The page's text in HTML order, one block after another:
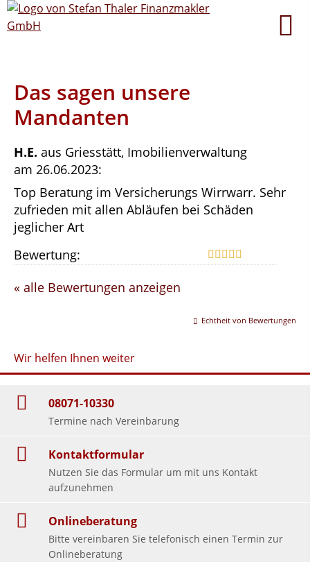
Das sagen unsere
Mandanten
H.E. aus Griesstätt, Imobilienverwaltung
am 26.06.2023:
Top Beratung im Versicherungs Wirrwarr. Sehr
zufrieden mit allen Abläufen bei Schäden
jeglicher Art
Bewertung:
« alle Bewertungen anzeigen
Echtheit von Bewertungen
Wir helfen Ihnen weiter
08071-10330
Termine nach Vereinbarung
Kontaktformular
Nutzen Sie das Formular um mit uns Kontakt
aufzunehmen
Onlineberatung
Bitte vereinbaren Sie telefonisch einen Termin zur
Onlineberatung